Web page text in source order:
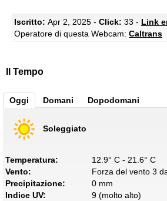
Iscritto: Apr 2, 2025 - Click: 33 - Link
Operatore di questa Webcam: Caltrans
Il Tempo
Oggi Domani Dopodomani
Soleggiato
Temperatura:
12.9° C - 21.6° C
Vento:
Forza del vento 3
Precipitazione:
0 mm
Indice UV:
9 (molto alto)